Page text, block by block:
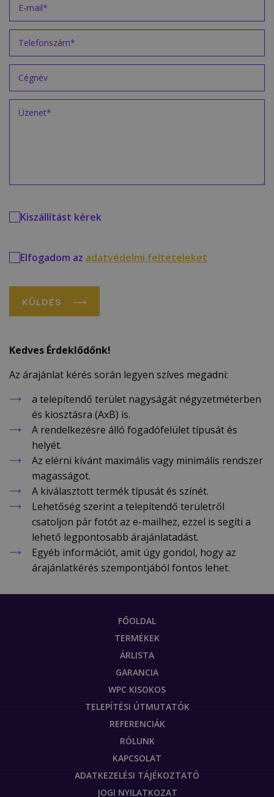
Kiszállítást kérek
Elfogadom az adatvédelmi feltételeket
KÜLDÉS
Kedves Érdeklődőnk!
Az árajánlat kérés során legyen szíves megadni:
a telepítendő terület nagyságát négyzetméterben
és kiosztásra (AxB) is.
A rendelkezésre álló fogadófelület típusát és
helyét.
Az elérni kívánt maximális vagy minimális rendszer
magasságot.
A kiválasztott termék típusát és színét.
Lehetőség szerint a telepítendő területről
csatoljon pár fotót az e-mailhez, ezzel is segíti a
lehető legpontosabb árajánlatadást.
Egyéb információt, amit úgy gondol, hogy az
árajánlatkérés szempontjából fontos lehet.
FŐOLDAL
TERMÉKEK
ÁRLISTA
GARANCIA
WPC KISOKOS
TELEPÍTÉSI ÚTMUTATÓK
REFERENCIÁK
RÓLUNK
KAPCSOLAT
ADATKEZELÉSI TÁJÉKOZTATÓ
JOGI NYILATKOZAT